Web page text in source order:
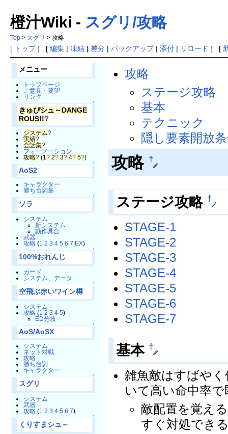
橙汁Wiki - スグリ/攻略
Top> スグリ > 攻略
[ トップ] [ 編集| 凍結| 差分| バックアップ| 添付| リロード ] [
メニュー
トップページ
ご意見・要望
リンク
↑
きゅぴシュ～DANGE
ROUS!!?
システム?
実績?
会話集?
フォーメーション
攻略?(1 ? 2? 3? 4? 5?)
↑
AoS2
キャラクター
勝ち台詞集
↑
ソラ
システム
新システム
動作具合
武器
攻略(1 2 3 4 5 6 7 EX)
↑
100%おれんじ
カード
システム、データ
↑
空飛ぶ赤いワイン樽
システム
攻略(1 2 3 4 5)
ED分岐
↑
AoS/AoSX
システム
ネット対戦
攻略
勝ち台詞
キャラクター
↑
スグリ
システム
武器
攻略(1 2 3 4 5 6 7)
↑
くりすまシュ～
攻略
ステージ攻略
基本
テクニック
隠し要素開放
攻略 †
ステージ攻略 †
STAGE-1
STAGE-2
STAGE-3
STAGE-4
STAGE-5
STAGE-6
STAGE-7
基本 †
雑魚敵はすばや
いて高い命中率
敵配置を覚え
すぐ対処でき